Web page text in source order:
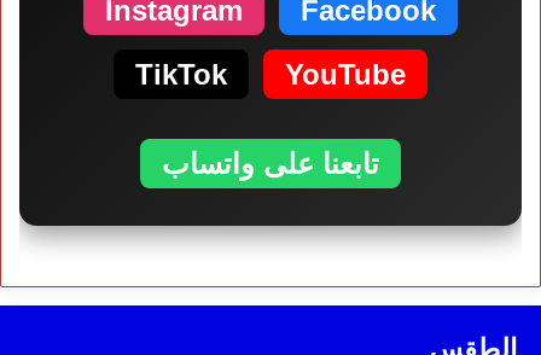
Facebook
Instagram
YouTube
TikTok
تابعنا على واتساب
الطقس